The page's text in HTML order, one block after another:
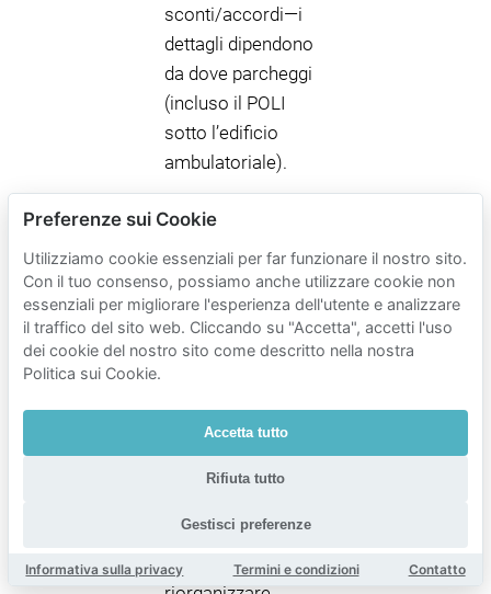
sconti/accordi—i
dettagli dipendono
da dove parcheggi
(incluso il POLI
sotto l’edificio
ambulatoriale).
Se vuoi ridurre
(specialmente nei
giorni intensi in cui
P2 è comunemente
usato), confrontare
garantita su
ai garage pubblici
tempo e ridurre la
necessità di
Preferenze sui Cookie
Utilizziamo cookie essenziali per far funzionare il nostro sito.
Con il tuo consenso, possiamo anche utilizzare cookie non
essenziali per migliorare l'esperienza dell'utente e analizzare
il traffico del sito web. Cliccando su "Accetta", accetti l'uso
dei cookie del nostro sito come descritto nella nostra
Politica sui Cookie.
Accetta tutto
Rifiuta tutto
Gestisci preferenze
Informativa sulla privacy Termini e condizioni Contatto